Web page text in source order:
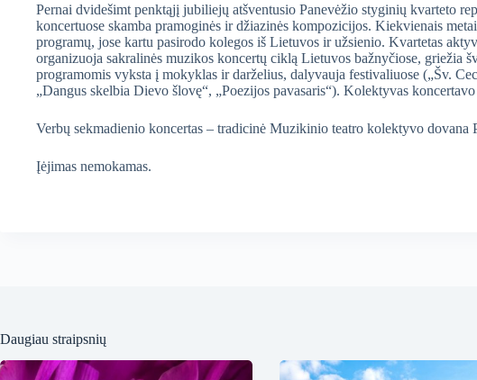
Pernai dvidešimt penktąjį jubiliejų atšventusio Panevėžio styginių kvarteto
koncertuose skamba pramoginės ir džiazinės kompozicijos. Kiekvienais
programų, jose kartu pasirodo kolegos iš Lietuvos ir užsienio. Kvartetas
organizuoja sakralinės muzikos koncertų ciklą Lietuvos bažnyčiose, griežia
programomis vyksta į mokyklas ir darželius, dalyvauja festivaliuose („Šv.
„Dangus skelbia Dievo šlovę“, „Poezijos pavasaris“). Kolektyvas
Verbų sekmadienio koncertas – tradicinė Muzikinio teatro kolektyvo dovana
Įėjimas nemokamas.
Daugiau straipsnių